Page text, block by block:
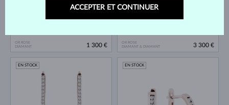
OR ROSE
DIAMANT
1 300 €
OR ROSE
DIAMANT & DIAMANT
3 300 €
EN STOCK EN STOCK
ACCEPTER ET CONTINUER